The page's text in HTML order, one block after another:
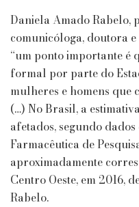
Daniela Amado Rabelo,
comunicóloga, doutora
“um ponto importante é
formal por parte do
mulheres e homens que
(…) No Brasil, a
afetados, segundo
Farmacêutica de
aproximadamente
Centro Oeste, em 2016,
Rabelo.